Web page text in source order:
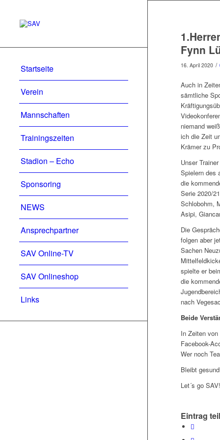
Startseite
Verein
Mannschaften
Trainingszeiten
Stadion – Echo
Sponsoring
NEWS
Ansprechpartner
SAV Online-TV
SAV Onlineshop
Links
Fynn
16. April 2020 /
Auch in
sämtliche
niemand
ich die Zeit
Krämer zu
Unser
Spielern des
die
Serie 2020/
Schlobohm,
Asipi,
Die
folgen aber
Sachen
spielte er
die
nach
Beide
In Zeiten
Facebook-
Wer noch
Bleibt
Let´s go SAV!
Eintrag